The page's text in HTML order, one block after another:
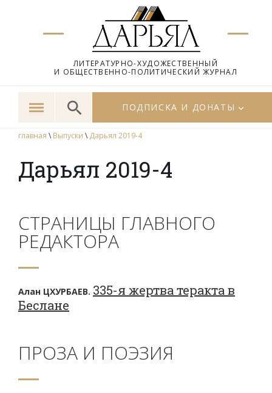
ЛИТЕРАТУРНО-ХУДОЖЕСТВЕННЫЙ
И ОБЩЕСТВЕННО-ПОЛИТИЧЕСКИЙ ЖУРНАЛ
ПОДПИСКА И ДОНАТЫ
главная \ Выпуски \ Дарьял 2019-4
Дарьял 2019-4
СТРАНИЦЫ ГЛАВНОГО
РЕДАКТОРА
Алан ЦХУРБАЕВ. 335-я жертва теракта в
Беслане
ПРОЗА И ПОЭЗИЯ